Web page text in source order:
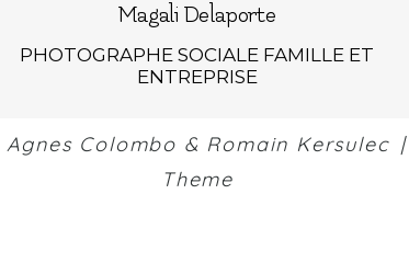
Magali Delaporte
PHOTOGRAPHE SOCIALE FAMILLE ET
ENTREPRISE
Agnes Colombo & Romain Kersulec |
Theme